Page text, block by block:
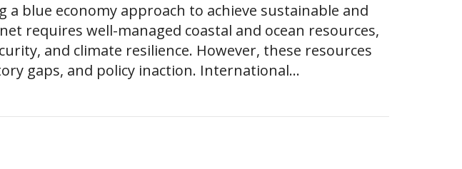
blue economy approach to achieve sustainable and
requires well-managed coastal and ocean resources,
and climate resilience. However, these resources
gaps, and policy inaction. International...